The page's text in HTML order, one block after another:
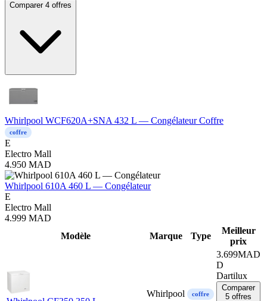
Comparer 4 offres
Whirlpool WCF620A+SNA 432 L — Congélateur Coffre
coffre
E
Electro Mall
4.950 MAD
Whirlpool 610A 460 L — Congélateur
E
Electro Mall
4.999 MAD
Modèle Marque Type
Meilleur
prix
Whirlpool coffre
3.699MAD
D
Dartilux
Comparer
5 offres